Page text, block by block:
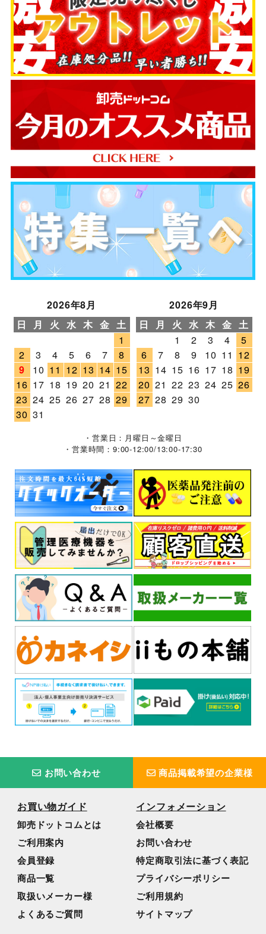
2026年8月
日
月 火 水 木 金 土
1
2
3 4 5 6 7
8
9
10 11 12 13 14 15
16 17 18 19 20 21 22
23 24 25 26 27 28 29
30 31
2026年9月
日
月 火 水 木 金 土
1
2 3 4
5
6
7 8 9 10 11 12
13 14 15 16 17 18 19
20 21 22 23 24 25 26
27 28 29 30
・営業日：月曜日～金曜日
・営業時間：9:00-12:00/13:00-17:30
お問い合わせ 商品掲載希望の企業様
お買い物ガイド
卸売ドットコムとは
ご利用案内
会員登録
商品一覧
取扱いメーカー様
よくあるご質問
インフォメーション
会社概要
お問い合わせ
特定商取引法に基づく表記
プライバシーポリシー
ご利用規約
サイトマップ